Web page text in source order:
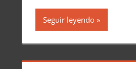
Seguir leyendo